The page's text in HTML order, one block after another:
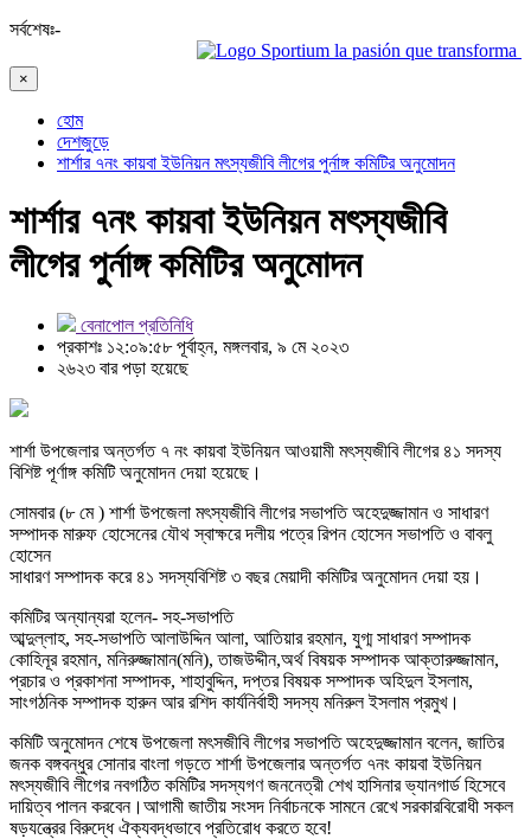
সর্বশেষঃ-
Sportium la pasión que transforma
×
হোম
দেশজুড়ে
শার্শার ৭নং কায়বা ইউনিয়ন মৎস্যজীবি লীগের পুর্নাঙ্গ কমিটির অনুমোদন
শার্শার ৭নং কায়বা ইউনিয়ন মৎস্যজীবি
লীগের পুর্নাঙ্গ কমিটির অনুমোদন
বেনাপোল প্রতিনিধি
প্রকাশঃ ১২:০৯:৫৮ পূর্বাহ্ন, মঙ্গলবার, ৯ মে ২০২৩
২৬২৩ বার পড়া হয়েছে
শার্শা উপজেলার অন্তর্গত ৭ নং কায়বা ইউনিয়ন আওয়ামী মৎস্যজীবি লীগের ৪১ সদস্য
বিশিষ্ট পূর্ণাঙ্গ কমিটি অনুমোদন দেয়া হয়েছে।
সোমবার (৮ মে ) শার্শা উপজেলা মৎস্যজীবি লীগের সভাপতি অহেদুজ্জামান ও সাধারণ
সম্পাদক মারুফ হোসেনের যৌথ স্বাক্ষরে দলীয় পত্রে রিপন হোসেন সভাপতি ও বাবলু
হোসেন
সাধারণ সম্পাদক করে ৪১ সদস্যবিশিষ্ট ৩ বছর মেয়াদী কমিটির অনুমোদন দেয়া হয়।
কমিটির অন্যান্যরা হলেন- সহ-সভাপতি
আব্দুল্লাহ, সহ-সভাপতি আলাউদ্দিন আলা, আতিয়ার রহমান, যুগ্ম সাধারণ সম্পাদক
কোহিনূর রহমান, মনিরুজ্জামান(মনি), তাজউদ্দীন,অর্থ বিষয়ক সম্পাদক আক্তারুজ্জামান,
প্রচার ও প্রকাশনা সম্পাদক, শাহাবুদ্দিন, দপ্তর বিষয়ক সম্পাদক অহিদুল ইসলাম,
সাংগঠনিক সম্পাদক হারুন আর রশিদ কার্যনির্বাহী সদস্য মনিরুল ইসলাম প্রমুখ।
কমিটি অনুমোদন শেষে উপজেলা মৎসজীবি লীগের সভাপতি অহেদুজ্জামান বলেন, জাতির
জনক বঙ্গবন্ধুর সোনার বাংলা গড়তে শার্শা উপজেলার অন্তর্গত ৭নং কায়বা ইউনিয়ন
মৎস্যজীবি লীগের নবগঠিত কমিটির সদস্যগণ জননেত্রী শেখ হাসিনার ভ্যানগার্ড হিসেবে
দায়িত্ব পালন করবেন।আগামী জাতীয় সংসদ নির্বাচনকে সামনে রেখে সরকারবিরোধী সকল
ষড়যন্ত্রের বিরুদ্ধে ঐক্যবদ্ধভাবে প্রতিরোধ করতে হবে!